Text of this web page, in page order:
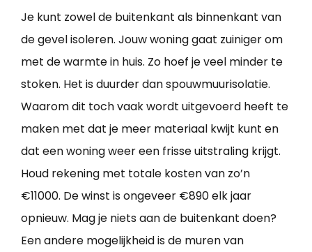
Je kunt zowel de buitenkant als binnenkant van
de gevel isoleren. Jouw woning gaat zuiniger om
met de warmte in huis. Zo hoef je veel minder te
stoken. Het is duurder dan spouwmuurisolatie.
Waarom dit toch vaak wordt uitgevoerd heeft te
maken met dat je meer materiaal kwijt kunt en
dat een woning weer een frisse uitstraling krijgt.
Houd rekening met totale kosten van zo’n
€11000. De winst is ongeveer €890 elk jaar
opnieuw. Mag je niets aan de buitenkant doen?
Een andere mogelijkheid is de muren van